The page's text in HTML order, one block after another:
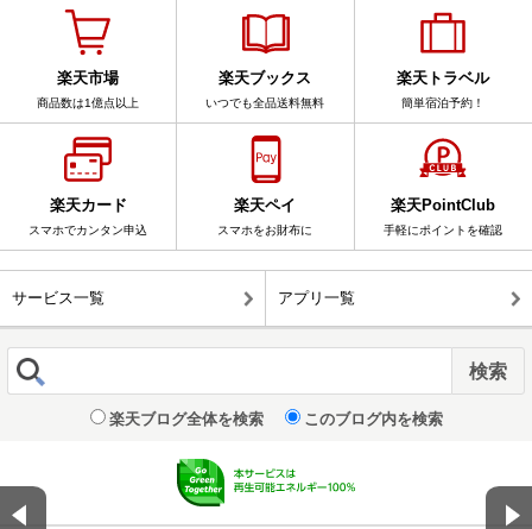
楽天市場
商品数は1億点以上
楽天ブックス
いつでも全品送料無料
楽天トラベル
簡単宿泊予約！
楽天カード
スマホでカンタン申込
楽天ペイ
スマホをお財布に
楽天PointClub
手軽にポイントを確認
サービス一覧 アプリ一覧
楽天ブログ全体を検索 このブログ内を検索